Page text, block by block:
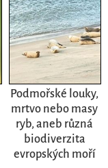
Podmořské louky,
mrtvo nebo masy
ryb, aneb různá
biodiverzita
evropských moří